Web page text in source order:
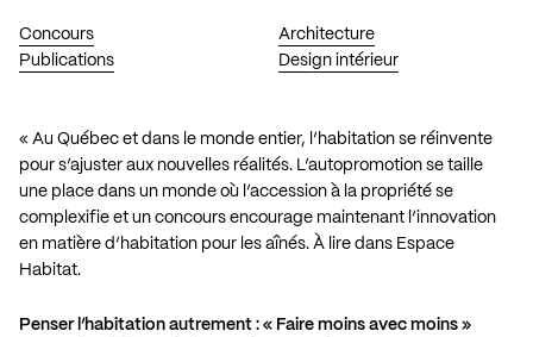
Concours
Publications
Architecture
Design intérieur
« Au Québec et dans le monde entier, l’habitation se réinvente
pour s’ajuster aux nouvelles réalités. L’autopromotion se taille
une place dans un monde où l’accession à la propriété se
complexifie et un concours encourage maintenant l’innovation
en matière d’habitation pour les aînés. À lire dans Espace
Habitat.
Penser l’habitation autrement : « Faire moins avec moins »